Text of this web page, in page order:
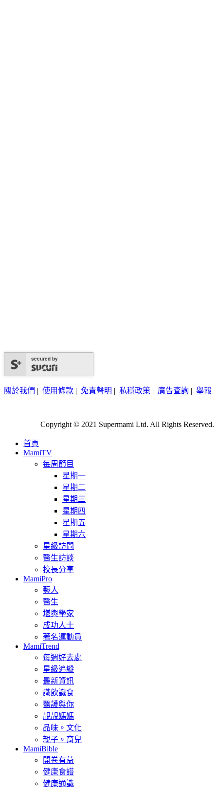
secured by
關於我們 | 使用條款 | 免責聲明 | 私穩政策 | 廣告查詢 | 舉報
Copyright © 2021 Supermami Ltd. All Rights Reserved.
首頁
MamiTV
每周節目
星期一
星期二
星期三
星期四
星期五
星期六
星級訪問
醫生訪談
校長分享
MamiPro
藝人
醫生
堪輿學家
成功人士
著名運動員
MamiTrend
每週好去處
星級追縱
最新資訊
識飲識食
醫護與你
靚靚媽媽
品味。文化
親子。育兒
MamiBible
開卷有益
健康食譜
健康通識